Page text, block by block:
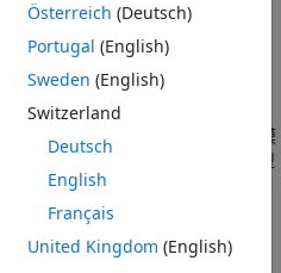
为模型采样时间。
软件提供用于时间序列数据建模
列数据估计线性和非线性黑盒模型
可以是多项式模型 (
。某些特定类型的模型包括参数自回
以及自回归积分移动平均
间序列建模，该工具箱支持非线性
Österreich (Deutsch)
Portugal (English)
Sweden (English)
Switzerland
Deutsch
English
Français
United Kingdom (English)